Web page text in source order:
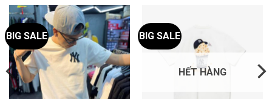
BIG SALE BIG SALE
HẾT HÀNG